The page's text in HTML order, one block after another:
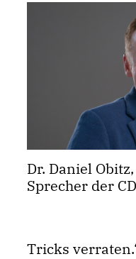
Dr. Daniel
Sprecher der
Tricks